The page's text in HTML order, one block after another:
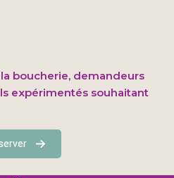
boucherie, demandeurs
expérimentés souhaitant